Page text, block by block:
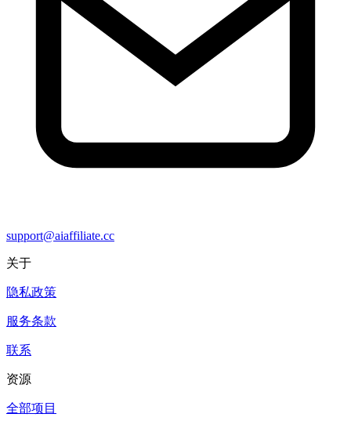
support@aiaffiliate.cc
关于
隐私政策
服务条款
联系
资源
全部项目